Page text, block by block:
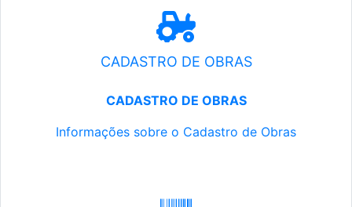
CADASTRO DE OBRAS
CADASTRO DE OBRAS
Informações sobre o Cadastro de Obras